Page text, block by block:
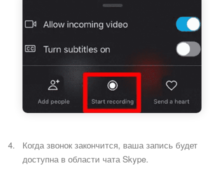
Когда звонок закончится, ваша запись будет
доступна в области чата Skype.